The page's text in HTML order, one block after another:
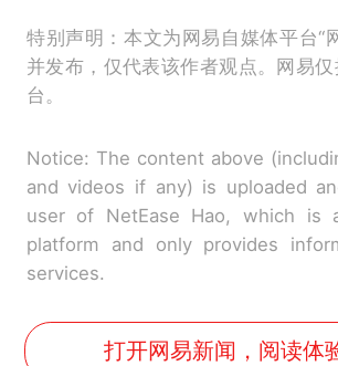
特别声明：本文为网易自媒体平台“
并发布，仅代表该作者观点。网易
台。
Notice: The content above
and videos if any) is uploaded
user of NetEase Hao, which is
platform and only provides
services.
打开网易新闻，阅读体